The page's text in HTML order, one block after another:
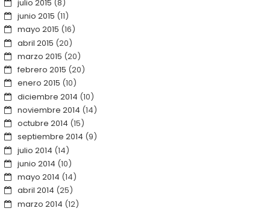
julio 2015 (8)
junio 2015 (11)
mayo 2015 (16)
abril 2015 (20)
marzo 2015 (20)
febrero 2015 (20)
enero 2015 (10)
diciembre 2014 (10)
noviembre 2014 (14)
octubre 2014 (15)
septiembre 2014 (9)
julio 2014 (14)
junio 2014 (10)
mayo 2014 (14)
abril 2014 (25)
marzo 2014 (12)